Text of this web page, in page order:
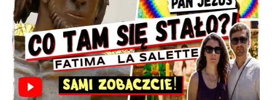
mitów historycznych
Szybkie potwierdzenie dawnych
przypuszczeń telewizyjnych ekspertów